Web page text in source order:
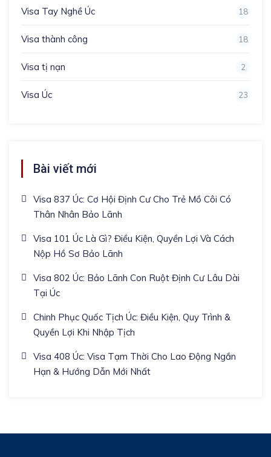
Visa Tay Nghề Úc 18
Visa thành công 18
Visa tị nạn 2
Visa Úc 23
Bài viết mới
Visa 837 Úc: Cơ Hội Định Cư Cho Trẻ Mồ Côi Có
Thân Nhân Bảo Lãnh
Visa 101 Úc Là Gì? Điều Kiện, Quyền Lợi Và Cách
Nộp Hồ Sơ Bảo Lãnh
Visa 802 Úc: Bảo Lãnh Con Ruột Định Cư Lâu Dài
Tại Úc
Chinh Phục Quốc Tịch Úc: Điều Kiện, Quy Trình &
Quyền Lợi Khi Nhập Tịch
Visa 408 Úc: Visa Tạm Thời Cho Lao Động Ngắn
Hạn & Hướng Dẫn Mới Nhất